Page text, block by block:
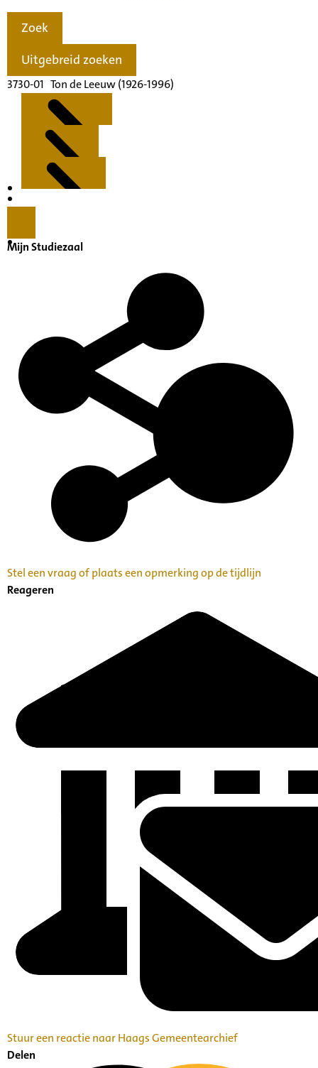
Zoek
Uitgebreid zoeken
3730-01 Ton de Leeuw (1926-1996)
Inventaris
Mijn Studiezaal
Stel een vraag of plaats een opmerking op de tijdlijn
Reageren
Stuur een reactie naar Haags Gemeentearchief
Delen